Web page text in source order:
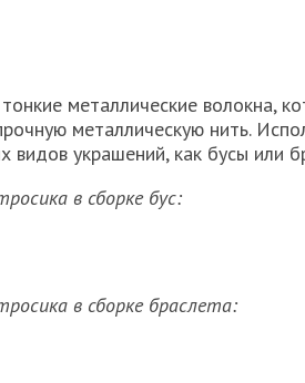
металлические волокна,
металлическую нить.
видов украшений, как бусы или
в сборке бус:
в сборке браслета: